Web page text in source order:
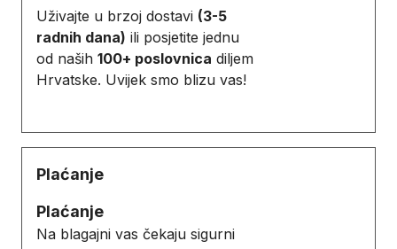
Uživajte u brzoj dostavi (3-5
radnih dana) ili posjetite jednu
od naših 100+ poslovnica diljem
Hrvatske. Uvijek smo blizu vas!
Plaćanje
Plaćanje
Na blagajni vas čekaju sigurni